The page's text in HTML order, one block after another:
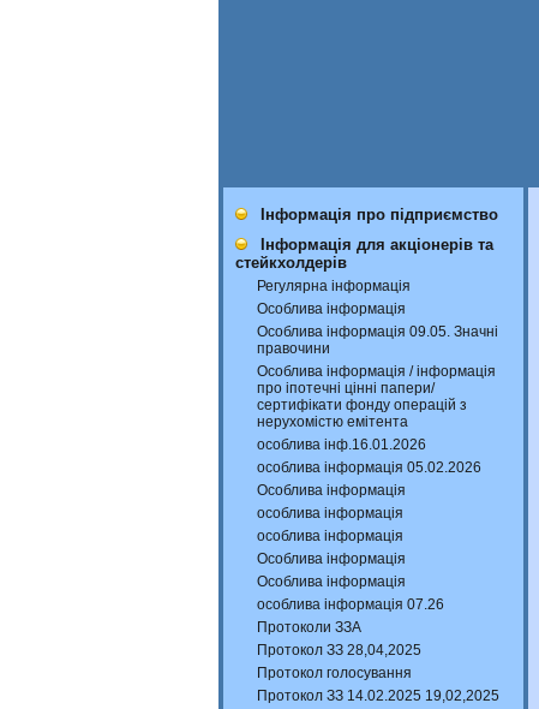
Інформація про підприємство
Інформація для акціонерів та
стейкхолдерів
Регулярна інформація
Особлива інформація
Особлива інформація 09.05. Значні
правочини
Особлива інформація / інформація
про іпотечні цінні папери/
сертифікати фонду операцій з
нерухомістю емітента
особлива інф.16.01.2026
особлива інформація 05.02.2026
Особлива інформація
особлива інформація
особлива інформація
Особлива інформація
Особлива інформація
особлива інформація 07.26
Протоколи ЗЗА
Протокол ЗЗ 28,04,2025
Протокол голосування
Протокол ЗЗ 14.02.2025 19,02,2025